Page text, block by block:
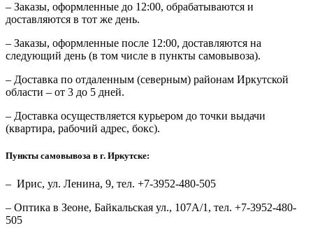
– Заказы, оформленные до 12:00, обрабатываются и
доставляются в тот же день.
– Заказы, оформленные после 12:00, доставляются на
следующий день (в том числе в пункты самовывоза).
– Доставка по отдаленным (северным) районам Иркутской
области – от 3 до 5 дней.
– Доставка осуществляется курьером до точки выдачи
(квартира, рабочий адрес, бокс).
Пункты самовывоза в г. Иркутске:
– Ирис, ул. Ленина, 9, тел. +7-3952-480-505
– Оптика в Зеоне, Байкальская ул., 107А/1, тел. +7-3952-480-
505